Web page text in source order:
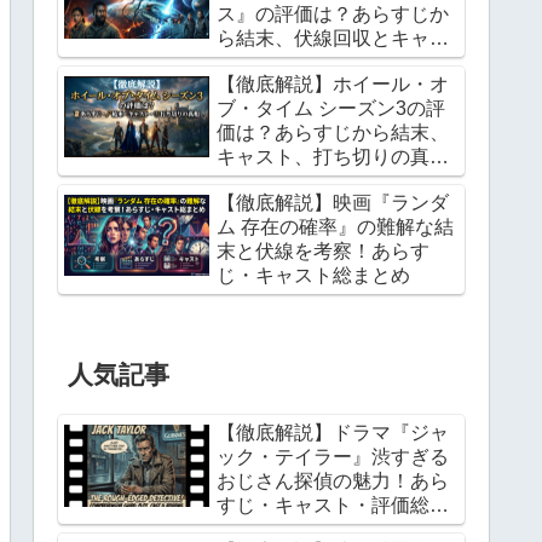
ス』の評価は？あらすじか
ら結末、伏線回収とキャス
トまで総まとめ
【徹底解説】ホイール・オ
ブ・タイム シーズン3の評
価は？あらすじから結末、
キャスト、打ち切りの真相
まで総まとめ
【徹底解説】映画『ランダ
ム 存在の確率』の難解な結
末と伏線を考察！あらす
じ・キャスト総まとめ
人気記事
【徹底解説】ドラマ『ジャ
ック・テイラー』渋すぎる
おじさん探偵の魅力！あら
すじ・キャスト・評価総ま
とめ